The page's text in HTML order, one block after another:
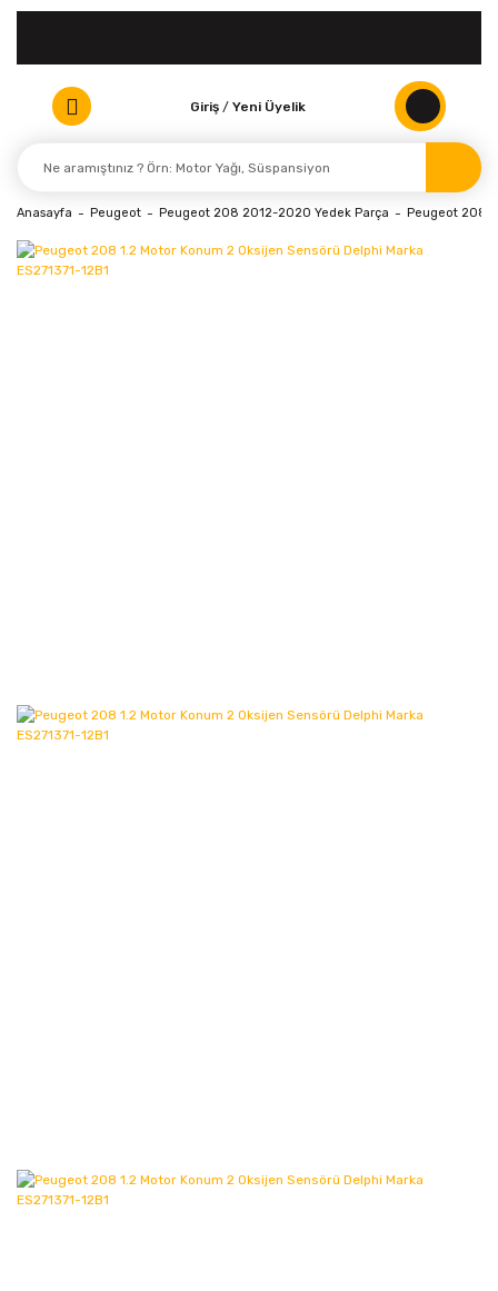
Giriş / Yeni Üyelik
Anasayfa Peugeot Peugeot 208 2012-2020 Yedek Parça Peugeot 208